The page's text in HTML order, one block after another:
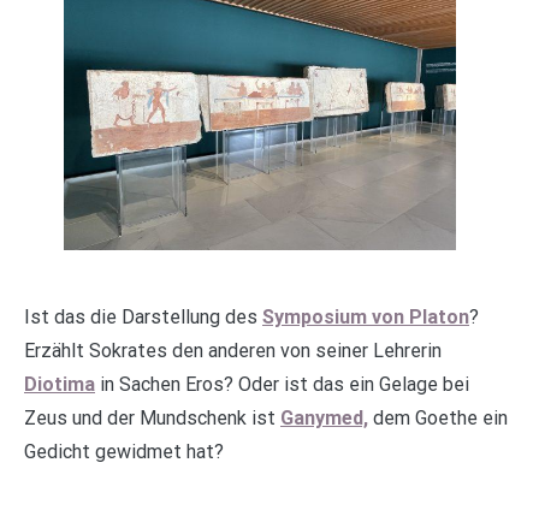
Ist das die Darstellung des Symposium von Platon?
Erzählt Sokrates den anderen von seiner Lehrerin
Diotima in Sachen Eros? Oder ist das ein Gelage bei
Zeus und der Mundschenk ist Ganymed, dem Goethe ein
Gedicht gewidmet hat?